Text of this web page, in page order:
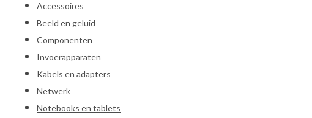
Accessoires
Beeld en geluid
Componenten
Invoerapparaten
Kabels en adapters
Netwerk
Notebooks en tablets